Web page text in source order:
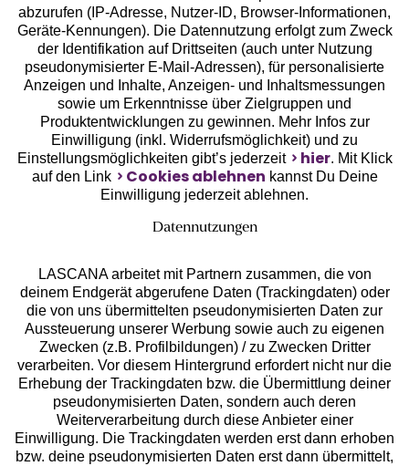
Geprüfte Sicherheit
Unsere Apps
Services
Beratung
Über uns
abzurufen (IP-Adresse, Nutzer-ID, Browser-Informationen,
Geräte-Kennungen). Die Datennutzung erfolgt zum Zweck
der Identifikation auf Drittseiten (auch unter Nutzung
pseudonymisierter E-Mail-Adressen), für personalisierte
Anzeigen und Inhalte, Anzeigen- und Inhaltsmessungen
sowie um Erkenntnisse über Zielgruppen und
Produktentwicklungen zu gewinnen. Mehr Infos zur
Einwilligung (inkl. Widerrufsmöglichkeit) und zu
Einstellungsmöglichkeiten gibt’s jederzeit
hier. Mit Klick
auf den Link
Cookies ablehnen kannst Du Deine
Einwilligung jederzeit ablehnen.
Datennutzungen
LASCANA arbeitet mit Partnern zusammen, die von
deinem Endgerät abgerufene Daten (Trackingdaten) oder
die von uns übermittelten pseudonymisierten Daten zur
Aussteuerung unserer Werbung sowie auch zu eigenen
Zwecken (z.B. Profilbildungen) / zu Zwecken Dritter
verarbeiten. Vor diesem Hintergrund erfordert nicht nur die
Erhebung der Trackingdaten bzw. die Übermittlung deiner
pseudonymisierten Daten, sondern auch deren
Weiterverarbeitung durch diese Anbieter einer
Einwilligung. Die Trackingdaten werden erst dann erhoben
bzw. deine pseudonymisierten Daten erst dann übermittelt,